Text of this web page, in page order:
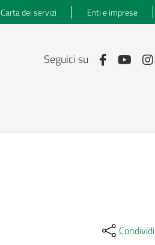
Carta dei servizi Enti e imprese
Seguici su
Condividi